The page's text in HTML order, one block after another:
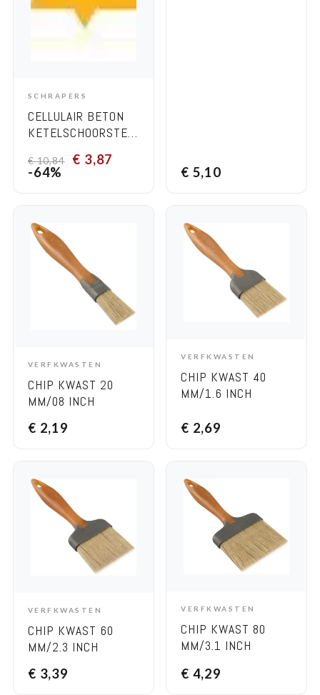
ADD TO CART
SCHRAPERS
CELLULAIR BETON
KETELSCHOORSTEENPONS
€10,84 € 3,87
-64%
€ 5,10
ADD TO CART
VERFKWASTEN
CHIP KWAST 20
MM/08 INCH
€ 2,19
ADD TO CART
VERFKWASTEN
CHIP KWAST 40
MM/1.6 INCH
€ 2,69
ADD TO CART
VERFKWASTEN
CHIP KWAST 60
MM/2.3 INCH
€ 3,39
ADD TO CART
VERFKWASTEN
CHIP KWAST 80
MM/3.1 INCH
€ 4,29